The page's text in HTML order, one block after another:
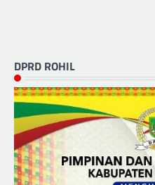
DPRD ROHIL